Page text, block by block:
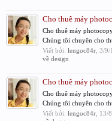
Cho thuê máy
Cho thuê máy
Chúng tôi chuyên cho
Viết bởi: lengoc84r 3/9/
về design
Cho thuê máy
Cho thuê máy
Chúng tôi chuyên cho
Viết bởi: lengoc84r 13/